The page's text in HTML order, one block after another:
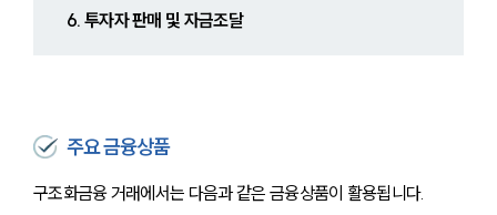
6. 투자자 판매 및 자금조달
주요 금융상품
구조화금융 거래에서는 다음과 같은 금융상품이 활용됩니다.